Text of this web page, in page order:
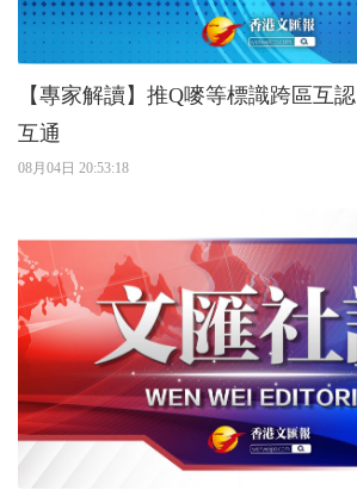
【專家解讀】推Q嘜等標識跨區互認 常態化風險信息
互通
08月04日 20:53:18